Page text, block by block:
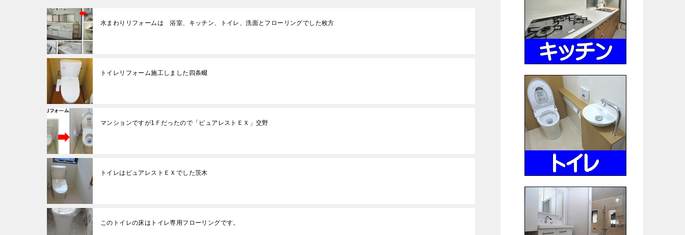
水まわりリフォームは 浴室、キッチン、トイレ、洗面とフローリングでした枚方
トイレリフォーム施工しました四条畷
マンションですが1Ｆだったので「ピュアレストＥＸ」交野
トイレはピュアレストＥＸでした茨木
このトイレの床はトイレ専用フローリングです。